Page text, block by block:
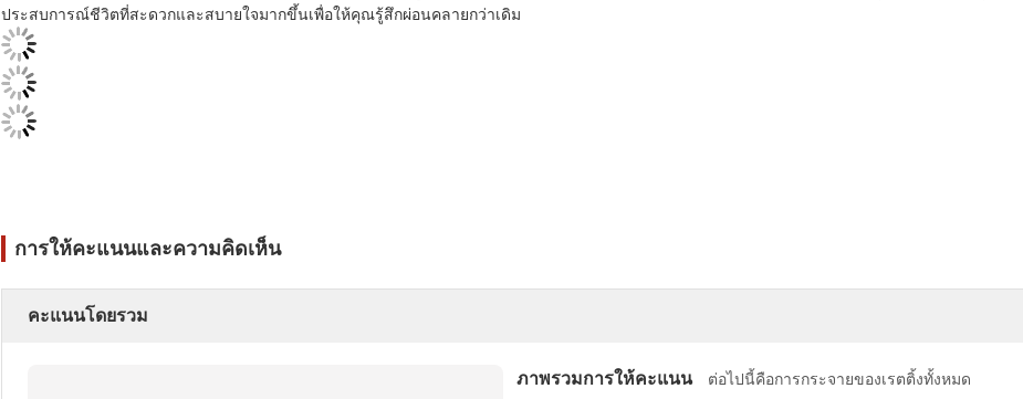
ประสบการณ์ชีวิตที่สะดวกและสบายใจมากขึ้นเพื่อให้คุณรู้สึกผ่อนคลายกว่าเดิม
การให้คะแนนและความคิดเห็น
คะแนนโดยรวม
ภาพรวมการให้คะแนน
ต่อไปนี้คือการกระจายของเรตติ้งทั้งหมด